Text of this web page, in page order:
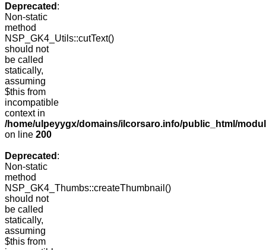
Deprecated :
Non-static
method
NSP_GK4_Utils::cutText()
should not
be called
statically,
assuming
$this from
incompatible
context in
/home/ulpeyygx/domains/ilcorsaro.info/public_html/
on line 200
Deprecated :
Non-static
method
NSP_GK4_Thumbs::createThumbnail()
should not
be called
statically,
assuming
$this from